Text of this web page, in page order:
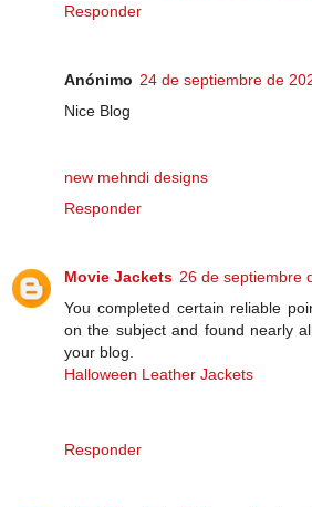
Responder
Anónimo 24 de septiembre de
Nice Blog
new mehndi designs
Responder
Movie Jackets 26 de septiembre
You completed certain reliable
on the subject and found nearly
your blog.
Halloween Leather Jackets
Responder